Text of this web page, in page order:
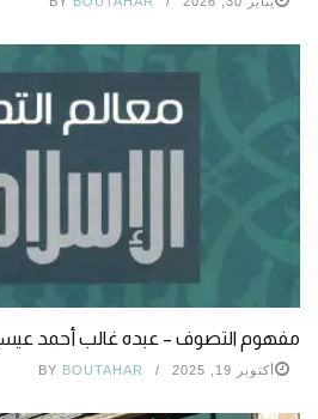
مفهوم التصوف – عبده غالب أحمد
أكتوبر 19, 2025 BY BOUTAHAR